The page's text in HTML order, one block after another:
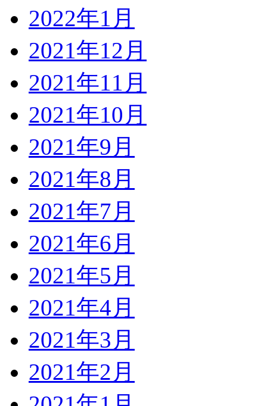
2022年1月
2021年12月
2021年11月
2021年10月
2021年9月
2021年8月
2021年7月
2021年6月
2021年5月
2021年4月
2021年3月
2021年2月